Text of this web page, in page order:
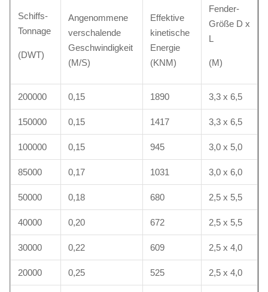
Schiffs-
Tonnage
(DWT)
Angenommene
verschalende
Geschwindigkeit
(M/S)
Effektive
kinetische
Energie
(KNM)
Fender-
Größe D x
L
(M)
200000 0,15 1890 3,3 x 6,5
150000 0,15 1417 3,3 x 6,5
100000 0,15 945 3,0 x 5,0
85000 0,17 1031 3,0 x 6,0
50000 0,18 680 2,5 x 5,5
40000 0,20 672 2,5 x 5,5
30000 0,22 609 2,5 x 4,0
20000 0,25 525 2,5 x 4,0